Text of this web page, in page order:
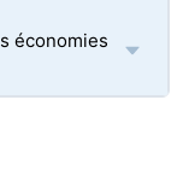
économies